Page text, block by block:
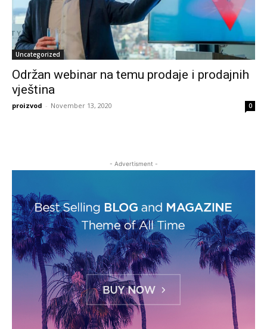
Uncategorized
Održan webinar na temu prodaje i prodajnih
vještina
proizvod - November 13, 2020 0
- Advertisment -